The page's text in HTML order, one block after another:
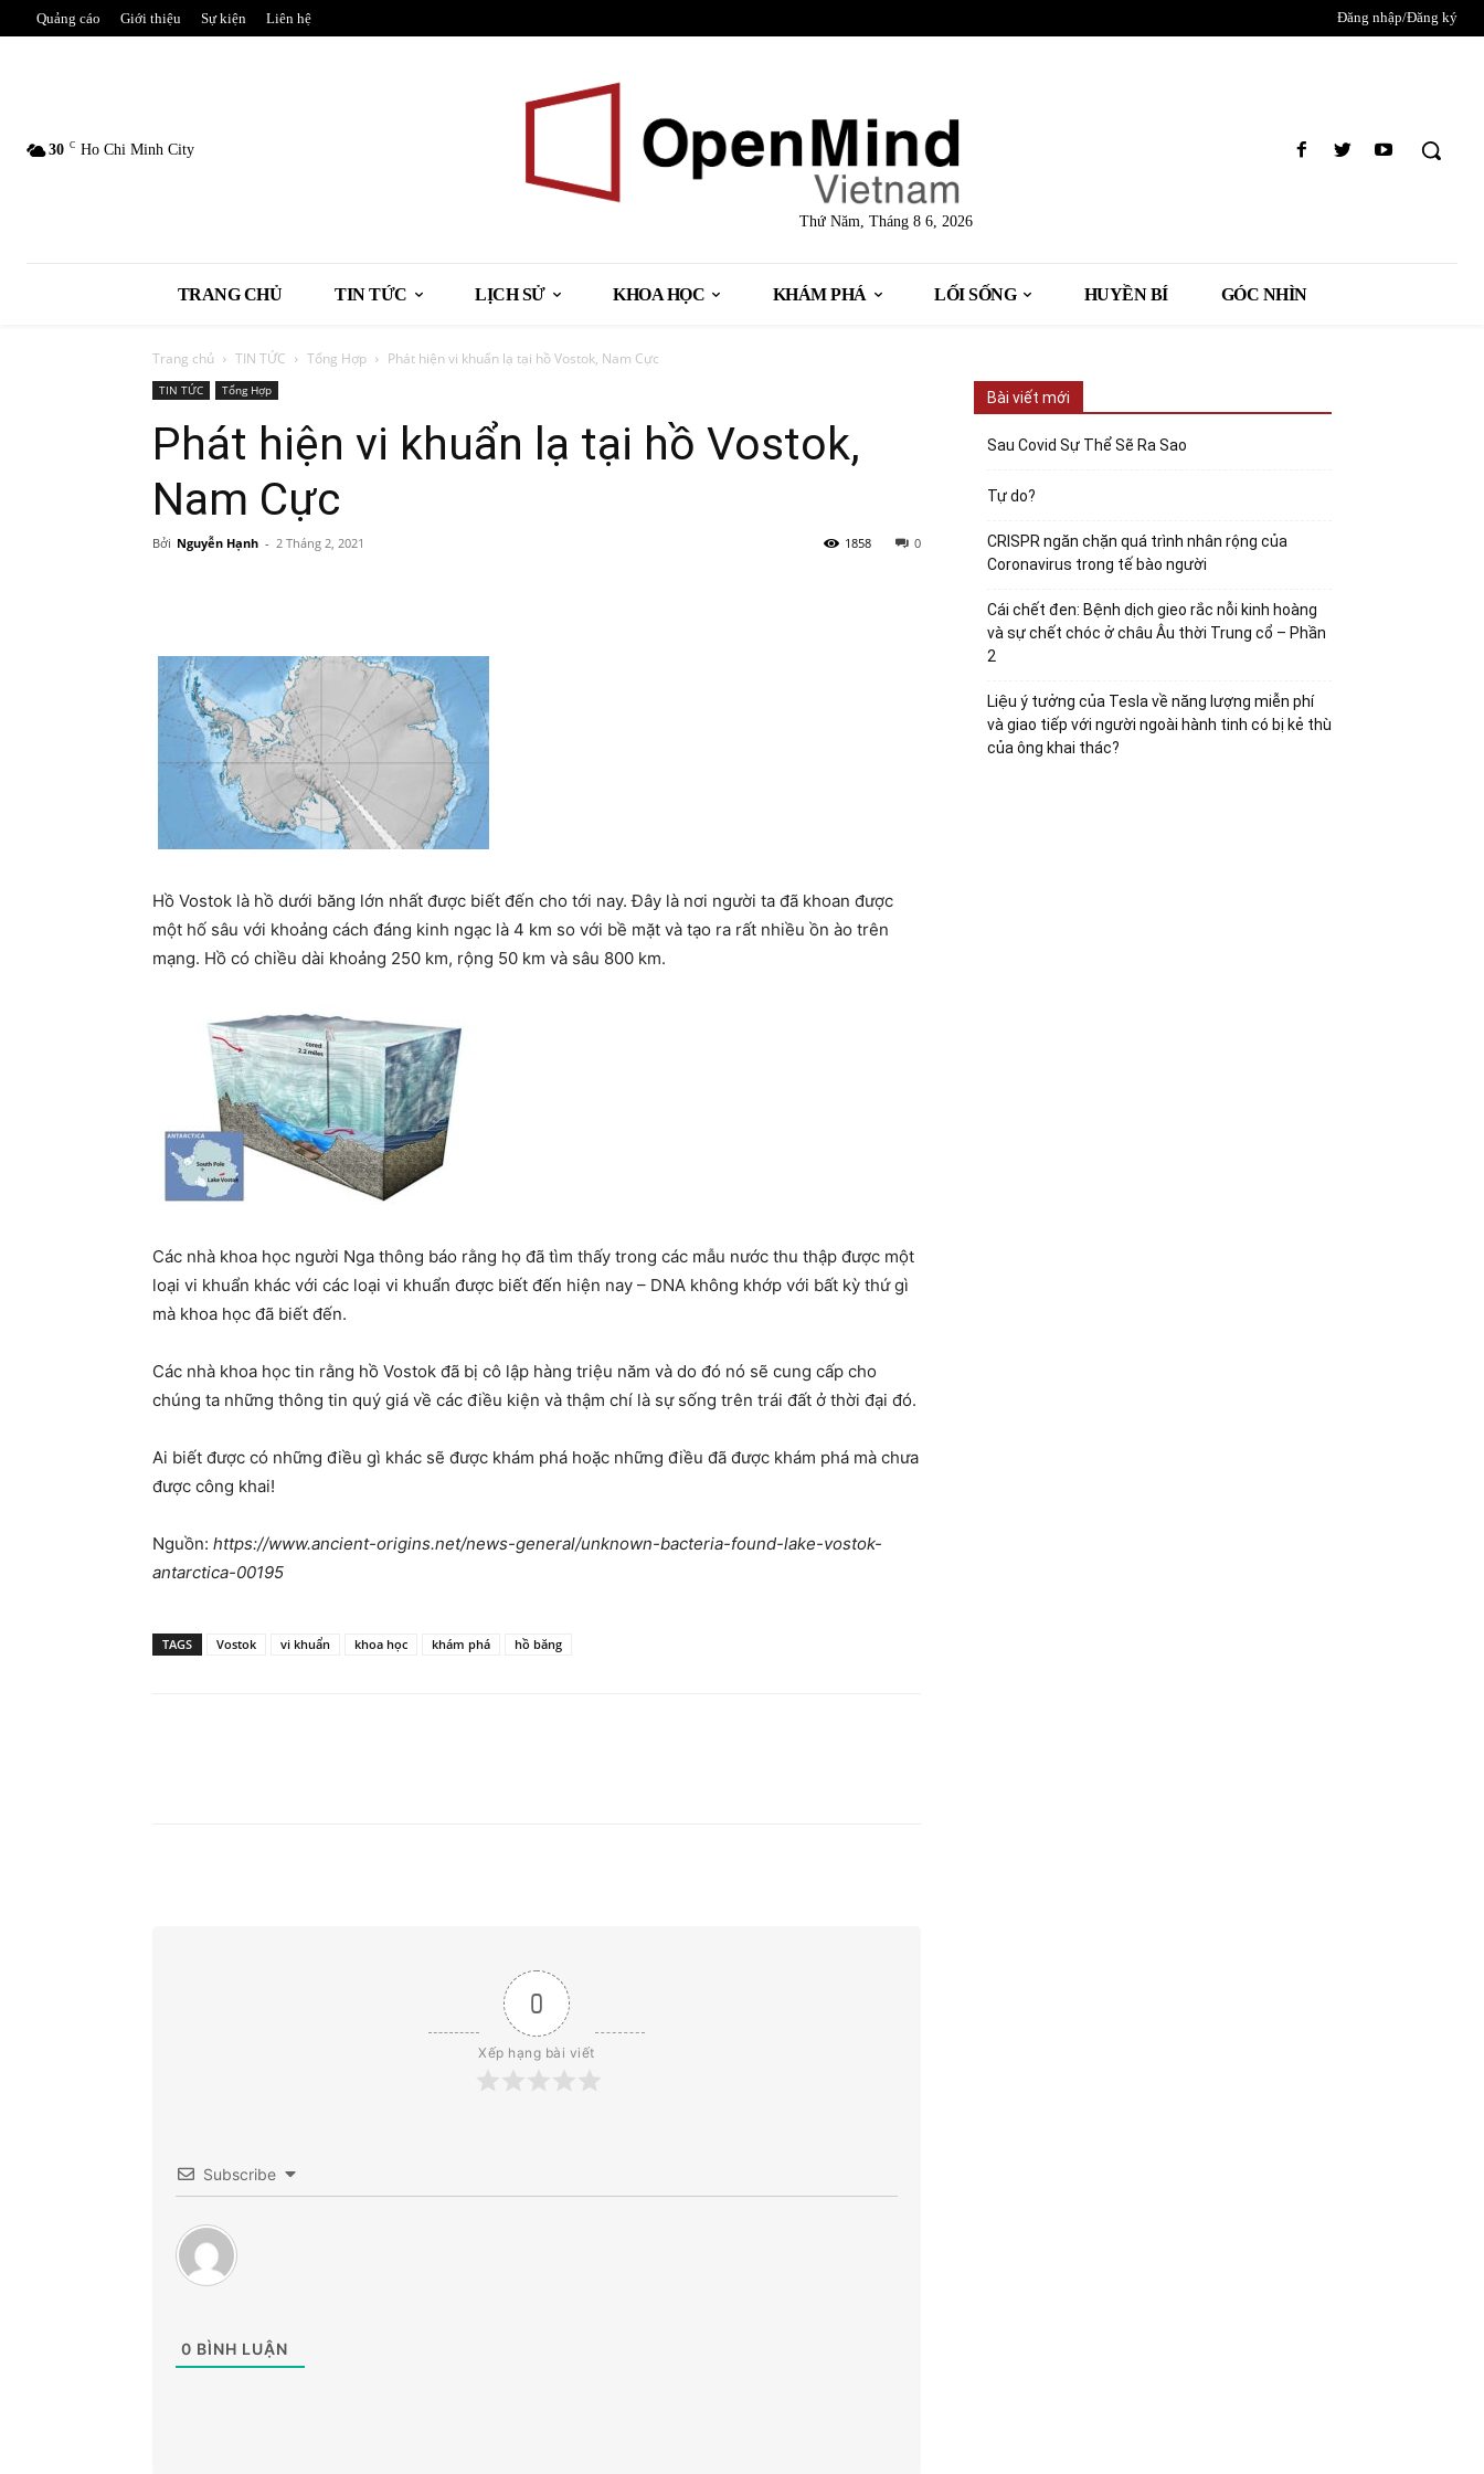
Quảng cáo Giới thiệu Sự kiện Liên hệ Đăng nhập/Đăng ký
30 C Ho Chi Minh City
Thứ Năm, Tháng 8 6, 2026
TRANG CHỦ TIN TỨC LỊCH SỬ KHOA HỌC KHÁM PHÁ LỐI SỐNG HUYỀN BÍ GÓC NHÌN
Trang chủ TIN TỨC Tổng Hợp Phát hiện vi khuẩn lạ tại hồ Vostok, Nam Cực
TIN TỨC Tổng Hợp
Phát hiện vi khuẩn lạ tại hồ Vostok,
Nam Cực
Bởi Nguyễn Hạnh - 2 Tháng 2, 2021 0
1858
Hồ Vostok là hồ dưới băng lớn nhất được biết đến cho tới nay. Đây là nơi người ta đã khoan được
một hố sâu với khoảng cách đáng kinh ngạc là 4 km so với bề mặt và tạo ra rất nhiều ồn ào trên
mạng. Hồ có chiều dài khoảng 250 km, rộng 50 km và sâu 800 km.
Các nhà khoa học người Nga thông báo rằng họ đã tìm thấy trong các mẫu nước thu thập được một
loại vi khuẩn khác với các loại vi khuẩn được biết đến hiện nay – DNA không khớp với bất kỳ thứ gì
mà khoa học đã biết đến.
Các nhà khoa học tin rằng hồ Vostok đã bị cô lập hàng triệu năm và do đó nó sẽ cung cấp cho
chúng ta những thông tin quý giá về các điều kiện và thậm chí là sự sống trên trái đất ở thời đại đó.
Ai biết được có những điều gì khác sẽ được khám phá hoặc những điều đã được khám phá mà chưa
được công khai!
Nguồn: https://www.ancient-origins.net/news-general/unknown-bacteria-found-lake-vostok-
antarctica-00195
TAGS Vostok vi khuẩn khoa học khám phá hồ băng
0
Xếp hạng bài viết
Subscribe
0 BÌNH LUẬN
Bài viết mới
Sau Covid Sự Thể Sẽ Ra Sao
Tự do?
CRISPR ngăn chặn quá trình nhân rộng của
Coronavirus trong tế bào người
Cái chết đen: Bệnh dịch gieo rắc nỗi kinh hoàng
và sự chết chóc ở châu Âu thời Trung cổ – Phần
2
Liệu ý tưởng của Tesla về năng lượng miễn phí
và giao tiếp với người ngoài hành tinh có bị kẻ thù
của ông khai thác?